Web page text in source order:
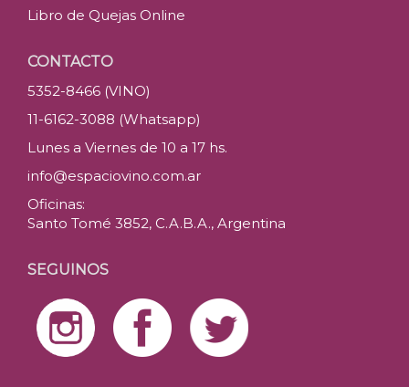
Libro de Quejas Online
CONTACTO
5352-8466 (VINO)
11-6162-3088 (Whatsapp)
Lunes a Viernes de 10 a 17 hs.
info@espaciovino.com.ar
Oficinas:
Santo Tomé 3852, C.A.B.A., Argentina
SEGUINOS